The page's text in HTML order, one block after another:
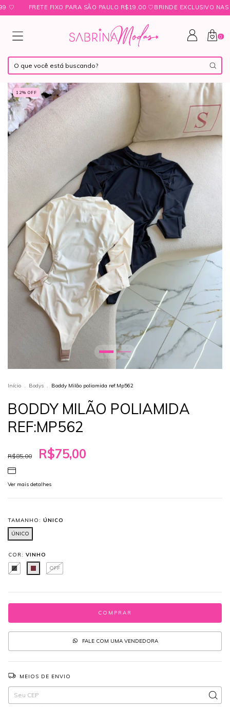
FRETE FIXO PARA SÃO PAULO R$19,00 ㅤ♡ㅤBRINDE EXCLUSIVO NAS
0
12% OFF
Início . Bodys . Boddy Milão poliamida ref:Mp562
BODDY MILÃO POLIAMIDA
REF:MP562
R$85,00 R$75,00
Ver mais detalhes
TAMANHO: ÚNICO
ÚNICO
COR: VINHO
OFF
FALE COM UMA VENDEDORA
MEIOS DE ENVIO
Entregas para o CEP:
ALTERAR CEP